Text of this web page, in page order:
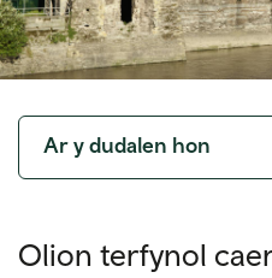
Toggle
Ar y dudalen hon
navigation
Olion terfynol